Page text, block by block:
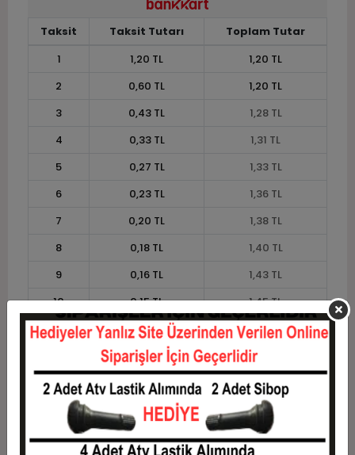
Taksit Taksit Tutarı
Toplam Tutar
1
1,20 TL
1,20 TL
2
0,60 TL
1,20 TL
3
0,43 TL
1,28 TL
4
0,33 TL
1,31 TL
5
0,27 TL
1,33 TL
6
0,23 TL
1,36 TL
7
0,20 TL
1,38 TL
8
0,18 TL
1,40 TL
9
0,16 TL
1,43 TL
10
0,15 TL
1,45 TL
11
0,13 TL
1,46 TL
0,12 TL 1,49 TL
Taksit Taksit Tutarı
Toplam Tutar